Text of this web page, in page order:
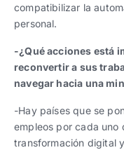
compatibilizar la
personal.
-¿Qué acciones está
reconvertir a sus
navegar hacia una
-Hay países que se
empleos por cada uno
transformación digital